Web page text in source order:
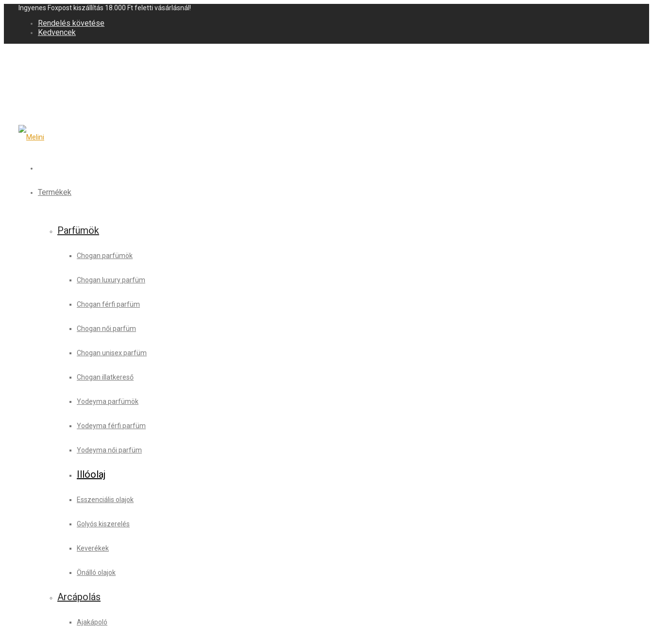
Ingyenes Foxpost kiszállítás 18.000 Ft feletti vásárlásnál!
Rendelés követése
Kedvencek
Termékek
Parfümök
Chogan parfümök
Chogan luxury parfüm
Chogan férfi parfüm
Chogan női parfüm
Chogan unisex parfüm
Chogan illatkereső
Yodeyma parfümök
Yodeyma férfi parfüm
Yodeyma női parfüm
Illóolaj
Esszenciális olajok
Golyós kiszerelés
Keverékek
Önálló olajok
Arcápolás
Ajakápoló